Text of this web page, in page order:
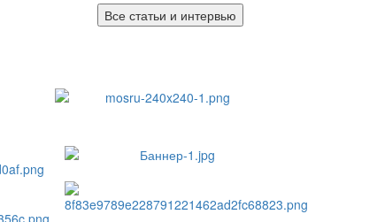
Все статьи и интервью